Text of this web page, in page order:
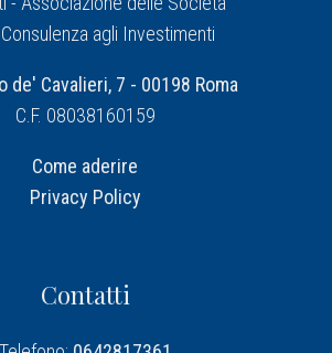
agli Investimenti
de' Cavalieri, 7 - 00198 Roma
C.F. 08038160159
Come aderire
Privacy Policy
Contatti